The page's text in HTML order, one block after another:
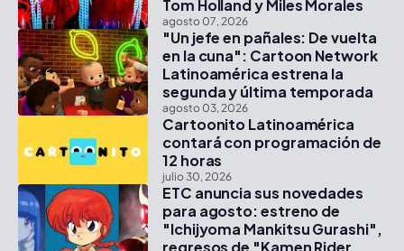
Tom Holland y Miles Morales
agosto 07, 2026
"Un jefe en pañales: De vuelta
en la cuna": Cartoon Network
Latinoamérica estrena la
segunda y última temporada
agosto 03, 2026
Cartoonito Latinoamérica
contará con programación de
12 horas
julio 30, 2026
ETC anuncia sus novedades
para agosto: estreno de
"Ichijyoma Mankitsu Gurashi",
regresos de "Kamen Rider